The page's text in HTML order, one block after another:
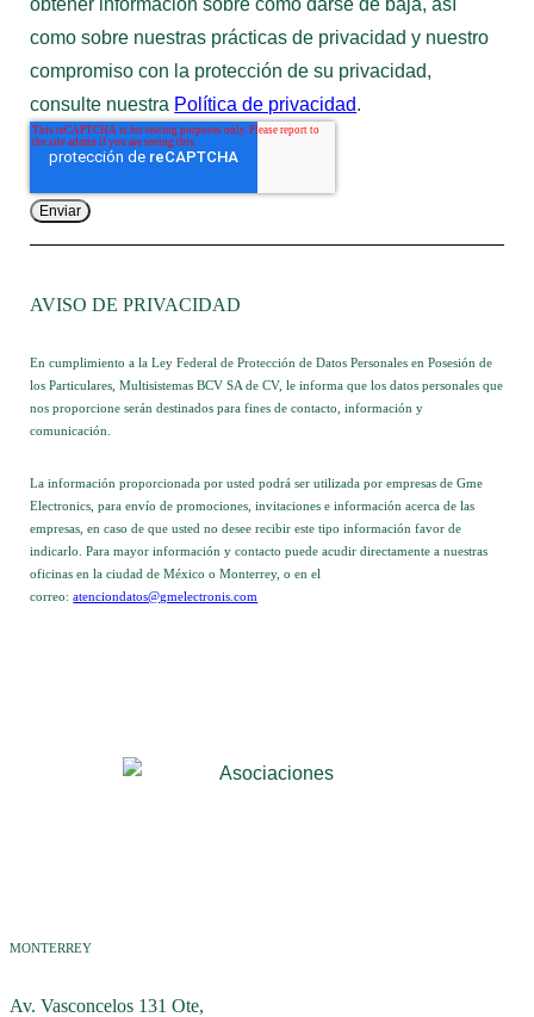
como sobre nuestras prácticas de privacidad y nuestro
compromiso con la protección de su privacidad,
consulte nuestra Política de privacidad.
AVISO DE PRIVACIDAD
En cumplimiento a la Ley Federal de Protección de Datos Personales en Posesión de
los Particulares, Multisistemas BCV SA de CV, le informa que los datos personales que
nos proporcione serán destinados para fines de contacto, información y
comunicación.
La información proporcionada por usted podrá ser utilizada por empresas de Gme
Electronics, para envío de promociones, invitaciones e información acerca de las
empresas, en caso de que usted no desee recibir este tipo información favor de
indicarlo. Para mayor información y contacto puede acudir directamente a nuestras
oficinas en la ciudad de México o Monterrey, o en el
correo:atenciondatos@gmelectronis.com
MONTERREY
Av. Vasconcelos 131 Ote,